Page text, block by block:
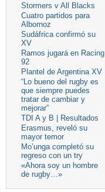
Stormers v All Blacks
Cuatro partidos para
Albornoz
Sudáfrica confirmó su
XV
Ramos jugará en Racing
92
Plantel de Argentina XV
“Lo bueno del rugby es
que siempre puedes
tratar de cambiar y
mejorar”
TDI A y B | Resultados
Erasmus, reveló su
mayor temor
Mo’unga completó su
regreso con un try
«Ahora soy un hombre
de rugby…»